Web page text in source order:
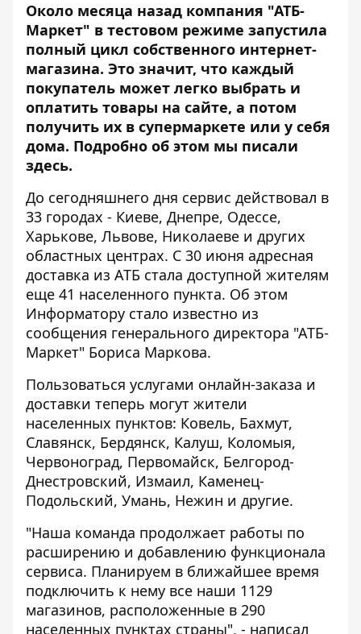
Около месяца назад компания "АТБ-
Маркет" в тестовом режиме запустила
полный цикл собственного интернет-
магазина. Это значит, что каждый
покупатель может легко выбрать и
оплатить товары на сайте, а потом
получить их в супермаркете или у себя
дома. Подробно об этом мы писали
здесь.
До сегодняшнего дня сервис действовал в
33 городах - Киеве, Днепре, Одессе,
Харькове, Львове, Николаеве и других
областных центрах. С 30 июня адресная
доставка из АТБ стала доступной жителям
еще 41 населенного пункта. Об этом
Информатору стало известно из
сообщения генерального директора "АТБ-
Маркет" Бориса Маркова.
Пользоваться услугами онлайн-заказа и
доставки теперь могут жители
населенных пунктов: Ковель, Бахмут,
Славянск, Бердянск, Калуш, Коломыя,
Червоноград, Первомайск, Белгород-
Днестровский, Измаил, Каменец-
Подольский, Умань, Нежин и другие.
"Наша команда продолжает работы по
расширению и добавлению функционала
сервиса. Планируем в ближайшее время
подключить к нему все наши 1129
магазинов, расположенные в 290
населенных пунктах страны", - написал